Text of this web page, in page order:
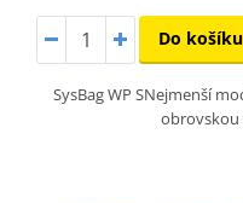
Do košíku
SysBag WP SNejmenší
obrovskou